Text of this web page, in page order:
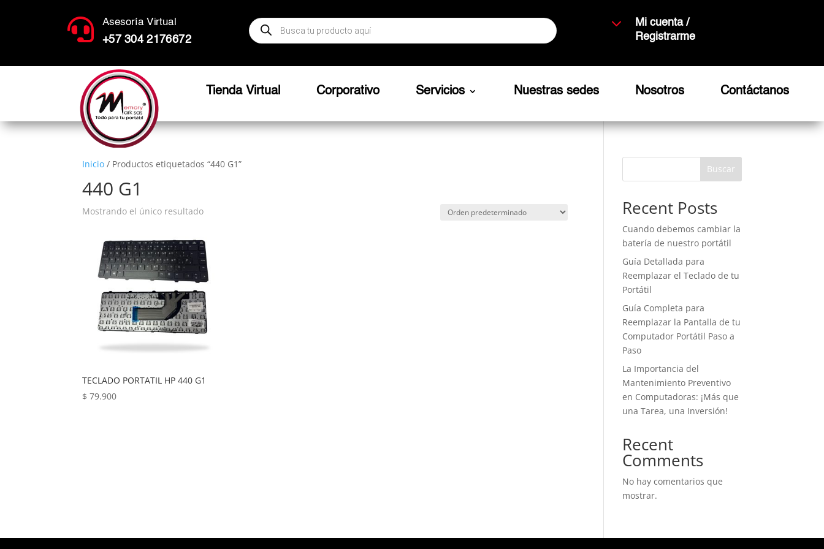
 Asesoría Virtual
+57 304 2176672
Búsqueda
de
productos
3
Mi cuenta /
Registrarme
Tienda Virtual Corporativo Servicios Nuestras sedes Nosotros Contáctanos
Inicio / Productos etiquetados “440 G1”
440 G1
Mostrando el único resultado
TECLADO PORTATIL HP 440 G1
$ 79.900
Buscar
Recent Posts
Cuando debemos cambiar la
batería de nuestro portátil
Guía Detallada para
Reemplazar el Teclado de tu
Portátil
Guía Completa para
Reemplazar la Pantalla de tu
Computador Portátil Paso a
Paso
La Importancia del
Mantenimiento Preventivo
en Computadoras: ¡Más que
una Tarea, una Inversión!
Recent
Comments
No hay comentarios que
mostrar.